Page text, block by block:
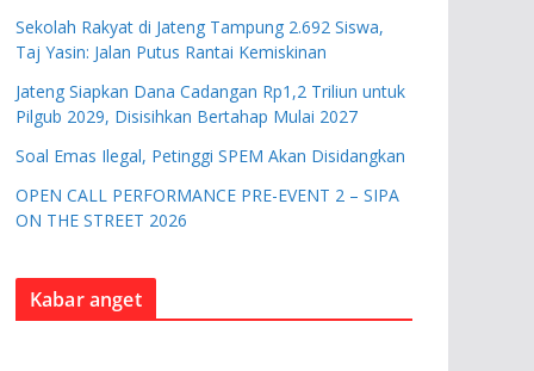
Sekolah Rakyat di Jateng Tampung 2.692 Siswa,
Taj Yasin: Jalan Putus Rantai Kemiskinan
Jateng Siapkan Dana Cadangan Rp1,2 Triliun untuk
Pilgub 2029, Disisihkan Bertahap Mulai 2027
Soal Emas Ilegal, Petinggi SPEM Akan Disidangkan
OPEN CALL PERFORMANCE PRE-EVENT 2 – SIPA
ON THE STREET 2026
Kabar anget